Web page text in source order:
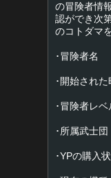
の冒険者情
認ができ次
のコトダマ
･冒険者名
･開始された
･冒険者レベ
･所属武士団
･YPの購入